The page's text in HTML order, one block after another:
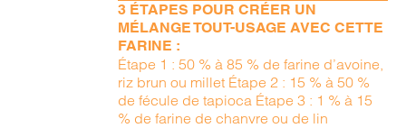
3 ÉTAPES POUR CRÉER UN
MÉLANGE TOUT-USAGE AVEC CETTE
FARINE :
Étape 1 : 50 % à 85 % de farine d’avoine,
riz brun ou millet Étape 2 : 15 % à 50 %
de fécule de tapioca Étape 3 : 1 % à 15
% de farine de chanvre ou de lin